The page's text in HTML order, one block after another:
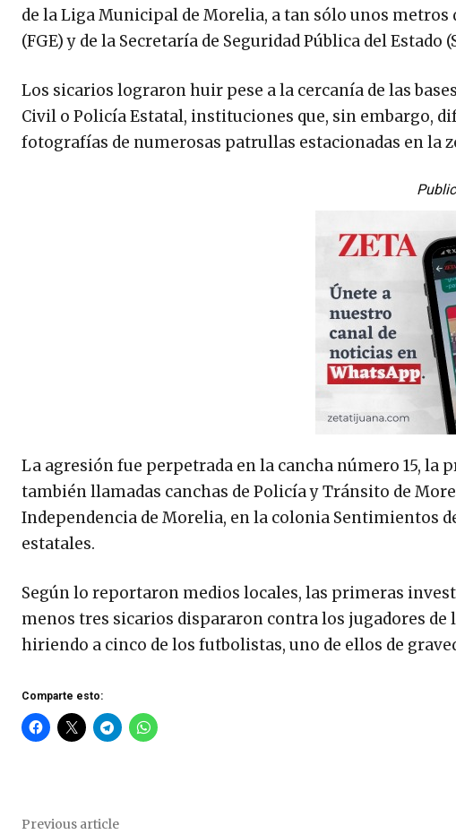
de la Liga Municipal de Morelia, a tan sólo unos
(FGE) y de la Secretaría de Seguridad Pública del Estado
Los sicarios lograron huir pese a la cercanía de las
Civil o Policía Estatal, instituciones que, sin embargo,
fotografías de numerosas patrullas estacionadas en la
La agresión fue perpetrada en la cancha número 15, la
también llamadas canchas de Policía y Tránsito de
Independencia de Morelia, en la colonia Sentimientos
estatales.
Según lo reportaron medios locales, las primeras
menos tres sicarios dispararon contra los jugadores
hiriendo a cinco de los futbolistas, uno de ellos de
Comparte esto:
Previous article